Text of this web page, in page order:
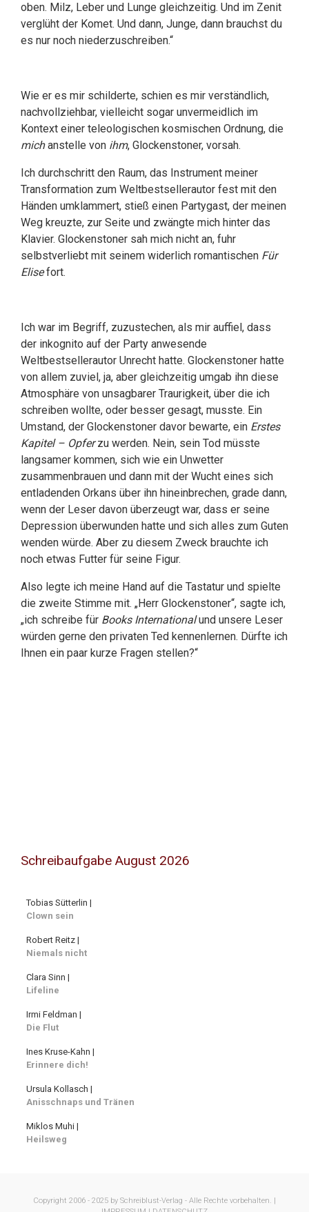
oben. Milz, Leber und Lunge gleichzeitig. Und im Zenit
verglüht der Komet. Und dann, Junge, dann brauchst du
es nur noch niederzuschreiben.“
Wie er es mir schilderte, schien es mir verständlich,
nachvollziehbar, vielleicht sogar unvermeidlich im
Kontext einer teleologischen kosmischen Ordnung, die
michanstelle von ihm, Glockenstoner, vorsah.
Ich durchschritt den Raum, das Instrument meiner
Transformation zum Weltbestsellerautor fest mit den
Händen umklammert, stieß einen Partygast, der meinen
Weg kreuzte, zur Seite und zwängte mich hinter das
Klavier. Glockenstoner sah mich nicht an, fuhr
selbstverliebt mit seinem widerlich romantischen Für
Elisefort.
Ich war im Begriff, zuzustechen, als mir auffiel, dass
der inkognito auf der Party anwesende
Weltbestsellerautor Unrecht hatte. Glockenstoner hatte
von allem zuviel, ja, aber gleichzeitig umgab ihn diese
Atmosphäre von unsagbarer Traurigkeit, über die ich
schreiben wollte, oder besser gesagt, musste. Ein
Umstand, der Glockenstoner davor bewarte, ein Erstes
Kapitel – Opferzu werden. Nein, sein Tod müsste
langsamer kommen, sich wie ein Unwetter
zusammenbrauen und dann mit der Wucht eines sich
entladenden Orkans über ihn hineinbrechen, grade dann,
wenn der Leser davon überzeugt war, dass er seine
Depression überwunden hatte und sich alles zum Guten
wenden würde. Aber zu diesem Zweck brauchte ich
noch etwas Futter für seine Figur.
Also legte ich meine Hand auf die Tastatur und spielte
die zweite Stimme mit. „Herr Glockenstoner“, sagte ich,
„ich schreibe für Books Internationalund unsere Leser
würden gerne den privaten Ted kennenlernen. Dürfte ich
Ihnen ein paar kurze Fragen stellen?“
Schreibaufgabe August 2026
Tobias Sütterlin |
Clown sein
Robert Reitz |
Niemals nicht
Clara Sinn |
Lifeline
Irmi Feldman |
Die Flut
Ines Kruse-Kahn |
Erinnere dich!
Ursula Kollasch |
Anisschnaps und Tränen
Miklos Muhi |
Heilsweg
Copyright 2006 - 2025 by Schreiblust-Verlag - Alle Rechte vorbehalten. |